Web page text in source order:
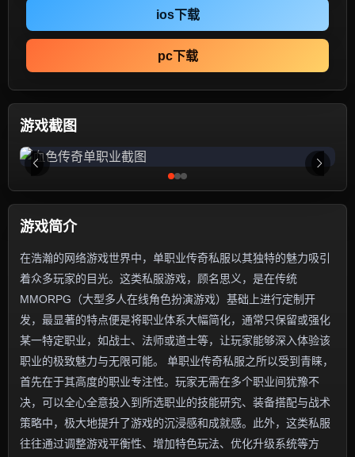
ios下载
pc下载
游戏截图
游戏简介
在浩瀚的网络游戏世界中，单职业传奇私服以其独特的魅力吸引
着众多玩家的目光。这类私服游戏，顾名思义，是在传统
MMORPG（大型多人在线角色扮演游戏）基础上进行定制开
发，最显著的特点便是将职业体系大幅简化，通常只保留或强化
某一特定职业，如战士、法师或道士等，让玩家能够深入体验该
职业的极致魅力与无限可能。 单职业传奇私服之所以受到青睐，
首先在于其高度的职业专注性。玩家无需在多个职业间犹豫不
决，可以全心全意投入到所选职业的技能研究、装备搭配与战术
策略中，极大地提升了游戏的沉浸感和成就感。此外，这类私服
往往通过调整游戏平衡性、增加特色玩法、优化升级系统等方